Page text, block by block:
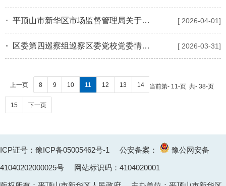
平顶山市新华区市场监督管理局关于平顶山市天安煤业九矿有限责任公司特种设备使用登记证（表）的遗失声明 [ 2026-04-01]
区委第四巡察组巡察区委党校党委情况反馈会议召开 [ 2026-03-31]
当前第- 11-页 共- 38-页
上一页 8 9 10 11 12 13 14
15 下一页
ICP证号：豫ICP备05005462号-1 公安备案： 豫公网安备
41040202000025号 网站标识码：4104020001